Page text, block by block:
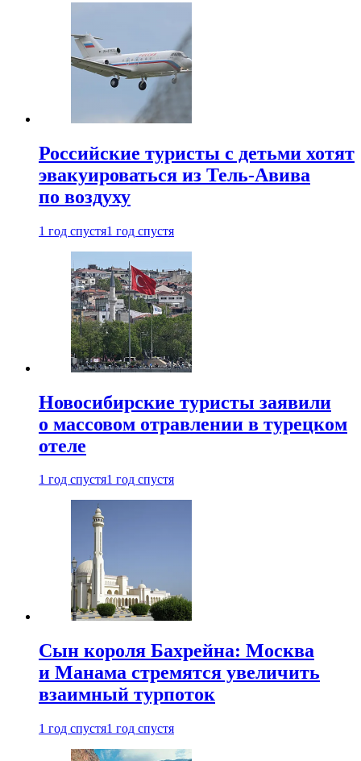
Российские туристы с детьми хотят
эвакуироваться из Тель-Авива
по воздуху
1 год спустя1 год спустя
Новосибирские туристы заявили
о массовом отравлении в турецком
отеле
1 год спустя1 год спустя
Сын короля Бахрейна: Москва
и Манама стремятся увеличить
взаимный турпоток
1 год спустя1 год спустя